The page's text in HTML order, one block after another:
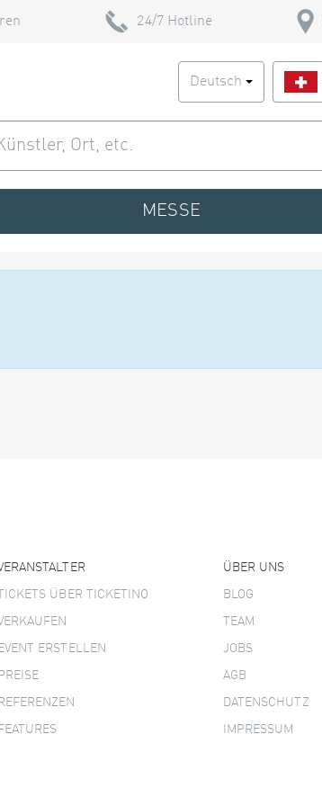
24/7 Hotline
Deutsch
MESSE
TICKETS ÜBER TICKETINO
EVENT ERSTELLEN
PREISE
REFERENZEN
FEATURES
ÜBER UNS
BLOG
TEAM
JOBS
AGB
DATENSCHUTZ
IMPRESSUM